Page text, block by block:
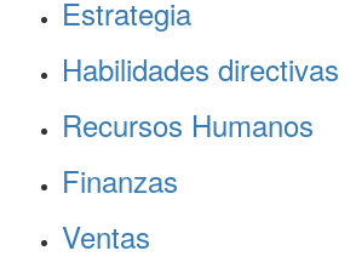
Estrategia
Habilidades directivas
Recursos Humanos
Finanzas
Ventas